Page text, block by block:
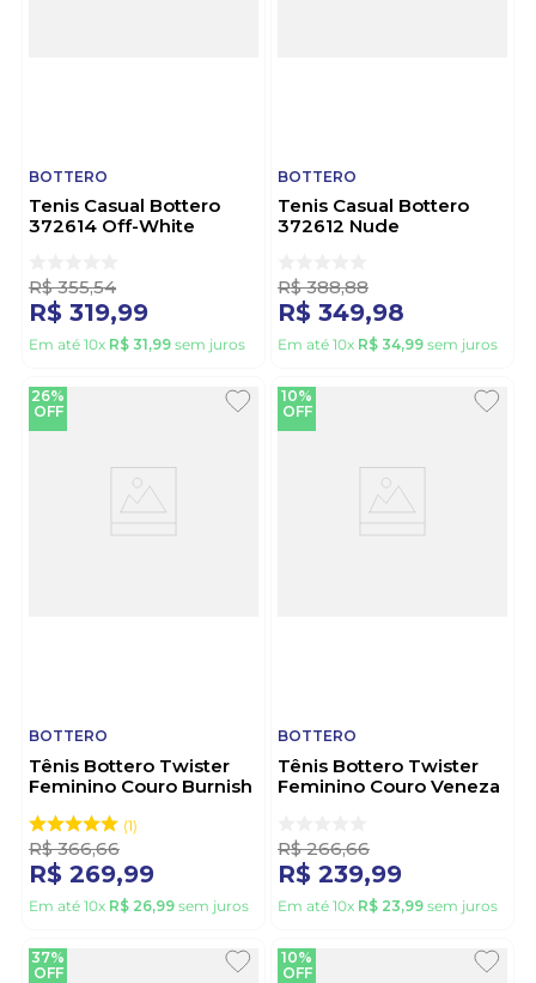
BOTTERO
Tenis Casual Bottero
372614 Off-White
R$ 355,54
R$ 319,99
Em até 10x R$ 31,99 sem juros
BOTTERO
Tenis Casual Bottero
372612 Nude
R$ 388,88
R$ 349,98
Em até 10x R$ 34,99 sem juros
26%
OFF
BOTTERO
Tênis Bottero Twister
Feminino Couro Burnish
1
R$ 366,66
R$ 269,99
Em até 10x R$ 26,99 sem juros
10%
OFF
BOTTERO
Tênis Bottero Twister
Feminino Couro Veneza
R$ 266,66
R$ 239,99
Em até 10x R$ 23,99 sem juros
37%
OFF
10%
OFF